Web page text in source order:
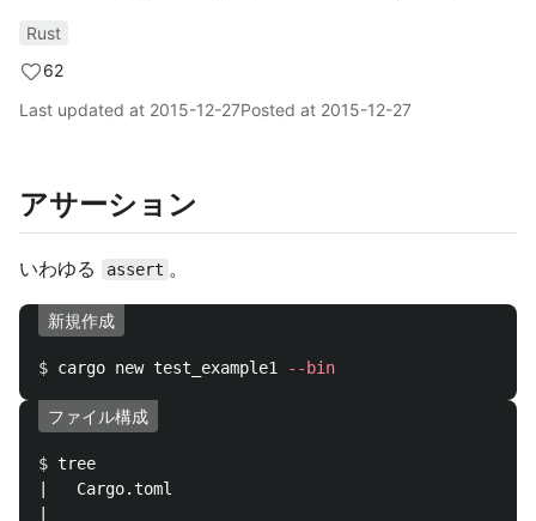
Rust
62
Last updated at 2015-12-27Posted at 2015-12-27
アサーション
いわゆる assert 。
新規作成
$ cargo new test_example1 --bin
ファイル構成
$ tree
|   Cargo.toml